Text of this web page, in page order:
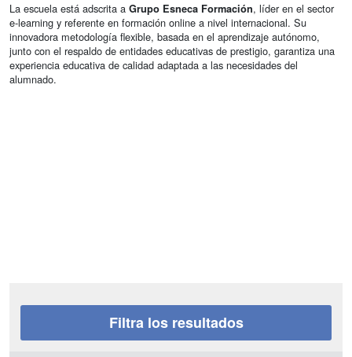
La escuela está adscrita a Grupo Esneca Formación, líder en el sector
e-learning y referente en formación online a nivel internacional. Su
innovadora metodología flexible, basada en el aprendizaje autónomo,
junto con el respaldo de entidades educativas de prestigio, garantiza una
experiencia educativa de calidad adaptada a las necesidades del
alumnado.
Filtra los resultados